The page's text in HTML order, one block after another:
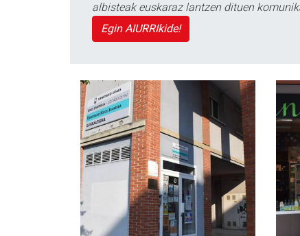
albisteak euskaraz lantzen dituen
Egin AIURRIkide!